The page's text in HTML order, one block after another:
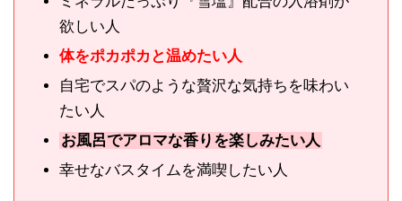
欲しい人
体をポカポカと温めたい人
自宅でスパのような贅沢な気持ちを味わい
たい人
お風呂でアロマな香りを楽しみたい人
幸せなバスタイムを満喫したい人